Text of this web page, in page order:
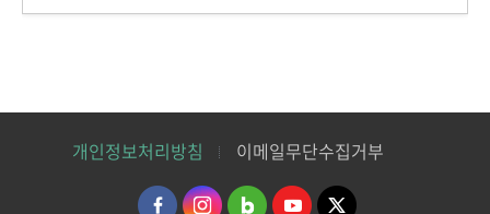
개인정보처리방침 이메일무단수집거부